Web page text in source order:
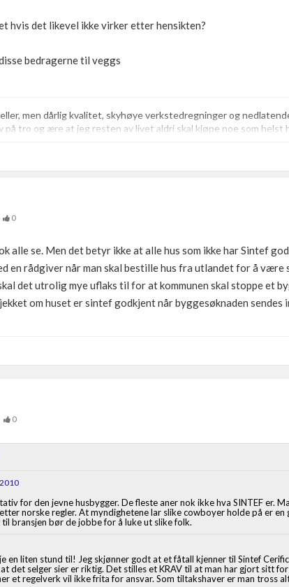
hvis det likevel ikke virker etter hensikten?
bedragerne til veggs
men dårlig kvalitet, skyhøye verkstedregninger og
tro og ære at jeg resten av livet aldri skal kjøpe noe som helst
0
alle se. Men det betyr ikke at alle hus som ikke har Sintef
en rådgiver når man skal bestille hus fra utlandet for å
det utrolig mye uflaks til for at kommunen skal stoppe et
om huset er sintef godkjent når byggesøknaden sendes
0
for den jevne husbygger. De fleste aner nok ikke hva SINTEF er.
norske regler. At myndighetene lar slike cowboyer holde på er en
bransjen bør de jobbe for å luke ut slike folk.
en liten stund til! Jeg skjønner godt at et fåtall kjenner til Sintef
det selger sier er riktig. Det stilles et KRAV til at man har gjort sitt
et regelverk vil ikke frita for ansvar. Som tiltakshaver er man tross